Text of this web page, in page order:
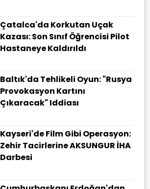
Çatalca'da Korkutan Uçak
Kazası: Son Sınıf Öğrencisi Pilot
Hastaneye Kaldırıldı
Baltık'da Tehlikeli Oyun: "Rusya
Provokasyon Kartını
Çıkaracak" Iddiası
Kayseri'de Film Gibi Operasyon:
Zehir Tacirlerine AKSUNGUR İHA
Darbesi